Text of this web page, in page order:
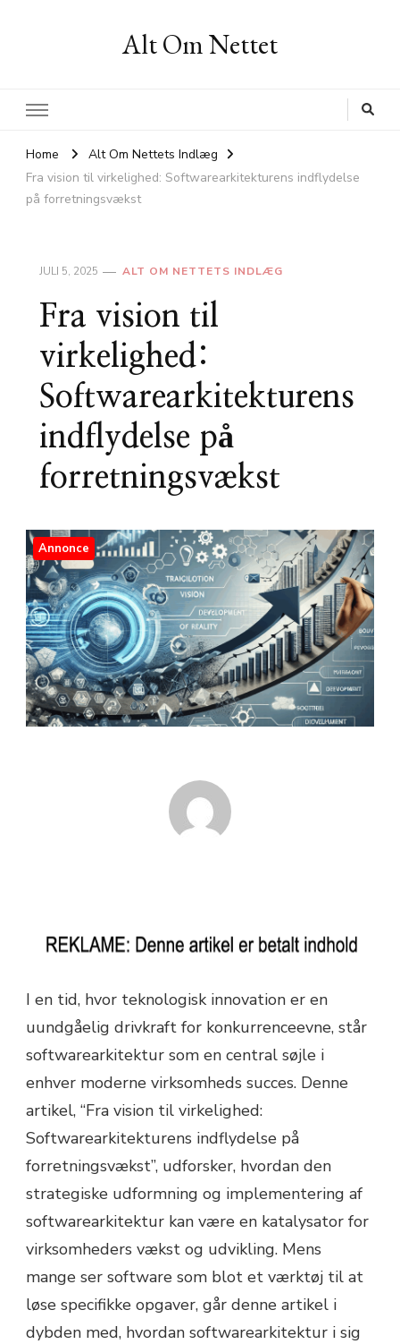
Alt Om Nettet
Home
Alt Om Nettets Indlæg
Fra vision til virkelighed: Softwarearkitekturens indflydelse
på forretningsvækst
JULI 5, 2025 ALT OM NETTETS INDLÆG
Fra vision til
virkelighed:
Softwarearkitekturens
indflydelse på
forretningsvækst
Annonce
I en tid, hvor teknologisk innovation er en
uundgåelig drivkraft for konkurrenceevne, står
softwarearkitektur som en central søjle i
enhver moderne virksomheds succes. Denne
artikel, “Fra vision til virkelighed:
Softwarearkitekturens indflydelse på
forretningsvækst”, udforsker, hvordan den
strategiske udformning og implementering af
softwarearkitektur kan være en katalysator for
virksomheders vækst og udvikling. Mens
mange ser software som blot et værktøj til at
løse specifikke opgaver, går denne artikel i
dybden med, hvordan softwarearkitektur i sig